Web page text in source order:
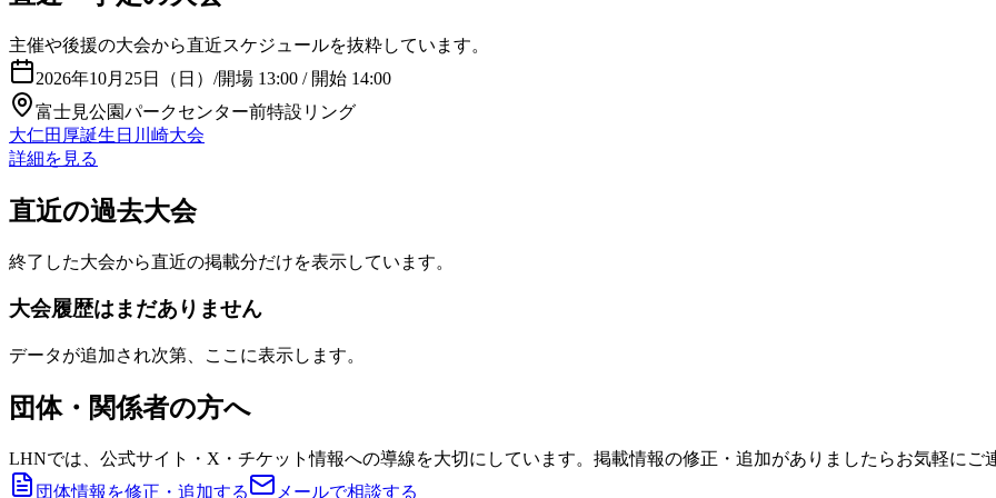
主催や後援の大会から直近スケジュールを抜粋しています。
2026年10月25日（日） /開場 13:00 / 開始 14:00
富士見公園パークセンター前特設リング
大仁田厚誕生日川崎大会
詳細を見る
直近の過去大会
終了した大会から直近の掲載分だけを表示しています。
大会履歴はまだありません
データが追加され次第、ここに表示します。
団体・関係者の方へ
LHNでは、公式サイト・X・チケット情報への導線を大切にしています。掲載情報の修正・追加がありましたらお気軽にご
団体情報を修正・追加する
メールで相談する